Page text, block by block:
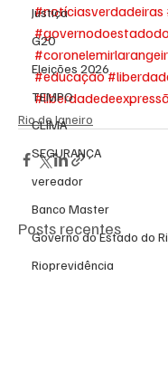
Justiça
G20
Eleições 2026
TEMPO
CLIMA
SEGURANÇA
vereador
Banco Master
Governo do Estado do
Rioprevidência
#notíciasverdadeiras
#educação
Rio de Janeiro
Posts recentes